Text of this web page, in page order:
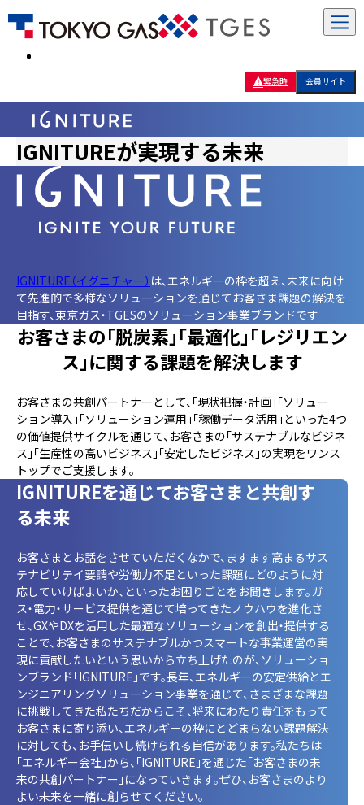
緊急時 会員サイト
IGNITUREが実現する未来
IGNITURE（イグニチャー） は、エネルギーの枠を超え、未来に向け
て先進的で多様なソリューションを通じてお客さま課題の解決を
目指す、東京ガス・TGESのソリューション事業ブランドです
お客さまの「脱炭素」「最適化」「レジリエン
ス」に関する課題を解決します
お客さまの共創パートナーとして、「現状把握・計画」「ソリュー
ション導入」「ソリューション運用」「稼働データ活用」といった4つ
の価値提供サイクルを通じて、お客さまの「サステナブルなビジネ
ス」「生産性の高いビジネス」「安定したビジネス」の実現をワンス
トップでご支援します。
IGNITUREを通じてお客さまと共創す
る未来
お客さまとお話をさせていただくなかで、ますます高まるサス
テナビリテイ要請や労働力不足といった課題にどのように対
応していけばよいか、といったお困りごとをお聞きします。ガ
ス・電力・サービス提供を通じて培ってきたノウハウを進化さ
せ、GXやDXを活用した最適なソリューションを創出・提供する
ことで、お客さまのサステナブルかつスマートな事業運営の実
現に貢献したいという思いから立ち上げたのが、ソリューショ
ンブランド「IGNITURE」です。長年、エネルギーの安定供給とエ
ンジニアリングソリューション事業を通じて、さまざまな課題
に挑戦してきた私たちだからこそ、将来にわたり責任をもって
お客さまに寄り添い、エネルギーの枠にとどまらない課題解決
に対しても、お手伝いし続けられる自信があります。私たちは
「エネルギー会社」から、「IGNITURE」を通じた「お客さまの未
来の共創パートナー」になっていきます。ぜひ、お客さまのより
よい未来を一緒に創らせてください。